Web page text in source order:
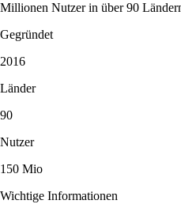
Millionen Nutzer in über 90
Gegründet
2016
Länder
90
Nutzer
150 Mio
Wichtige Informationen